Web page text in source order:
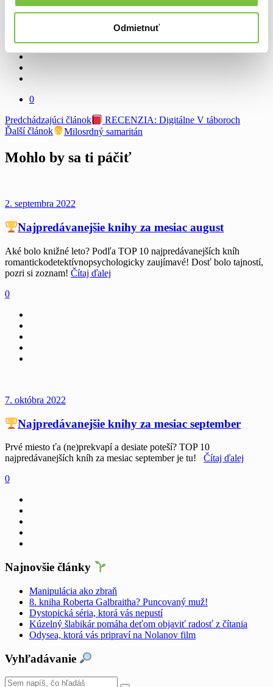
Odmietnuť
Share
0
Navigácia
v
článku
Predchádzajúci článok
RECENZIA: Digitálne V táboroch
Ďalší článok
Milosrdný samaritán
Mohlo by sa ti páčiť
2. septembra 2022
Najpredávanejšie knihy za mesiac august
Aké bolo knižné leto? Podľa TOP 10 najpredávanejších kníh
romantickodetektívnopsychologicky zaujímavé! Dosť bolo tajností,
pozri si zoznam! Čítaj ďalej
0
7. októbra 2022
Najpredávanejšie knihy za mesiac september
Prvé miesto ťa (ne)prekvapí a desiate poteší? TOP 10
najpredávanejších kníh za mesiac september je tu! Čítaj ďalej
0
Najnovšie články
Manipulácia ako zbraň
8. kniha Roberta Galbraitha? Puncovaný muž!
Dystopická séria, ktorá vás nepustí
Kúzelný šlabikár pomáha deťom objaviť radosť z čítania
Odysea, ktorá vás pripraví na Nolanov film
Vyhľadávanie